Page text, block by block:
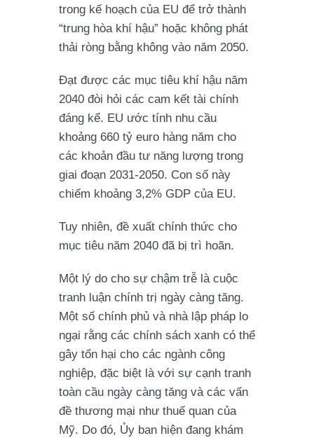
trong kế hoạch của EU để trở thành
“trung hòa khí hậu” hoặc không phát
thải ròng bằng không vào năm 2050.
Đạt được các mục tiêu khí hậu năm
2040 đòi hỏi các cam kết tài chính
đáng kể. EU ước tính nhu cầu
khoảng 660 tỷ euro hàng năm cho
các khoản đầu tư năng lượng trong
giai đoạn 2031-2050. Con số này
chiếm khoảng 3,2% GDP của EU.
Tuy nhiên, đề xuất chính thức cho
mục tiêu năm 2040 đã bị trì hoãn.
Một lý do cho sự chậm trễ là cuộc
tranh luận chính trị ngày càng tăng.
Một số chính phủ và nhà lập pháp lo
ngại rằng các chính sách xanh có thể
gây tổn hại cho các ngành công
nghiệp, đặc biệt là với sự cạnh tranh
toàn cầu ngày càng tăng và các vấn
đề thương mại như thuế quan của
Mỹ. Do đó, Ủy ban hiện đang khám